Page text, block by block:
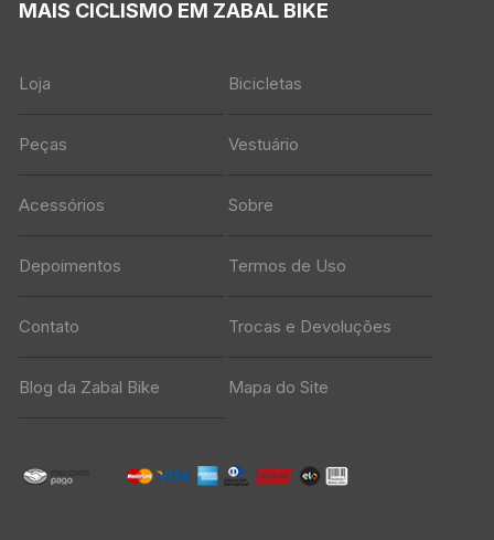
MAIS CICLISMO EM ZABAL BIKE
Loja Bicicletas
Peças Vestuário
Acessórios Sobre
Depoimentos Termos de Uso
Contato Trocas e Devoluções
Blog da Zabal Bike Mapa do Site